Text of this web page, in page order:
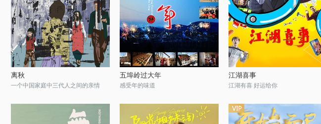
离秋
一个中国家庭中三代人之间的亲情
五埠岭过大年
感受年的味道
江湖喜事
江湖有喜 好运给你